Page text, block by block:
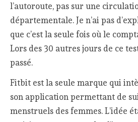
l’autoroute, pas sur une
départementale. Je n’ai pas
que c’est la seule fois où le
Lors des 30 autres jours de ce
passé.
Fitbit est la seule marque qui
son application permettant de
menstruels des femmes. L’idée